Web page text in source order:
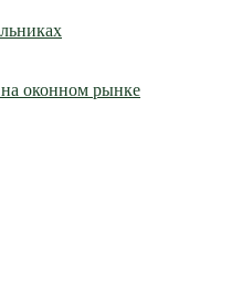
оконном рынке